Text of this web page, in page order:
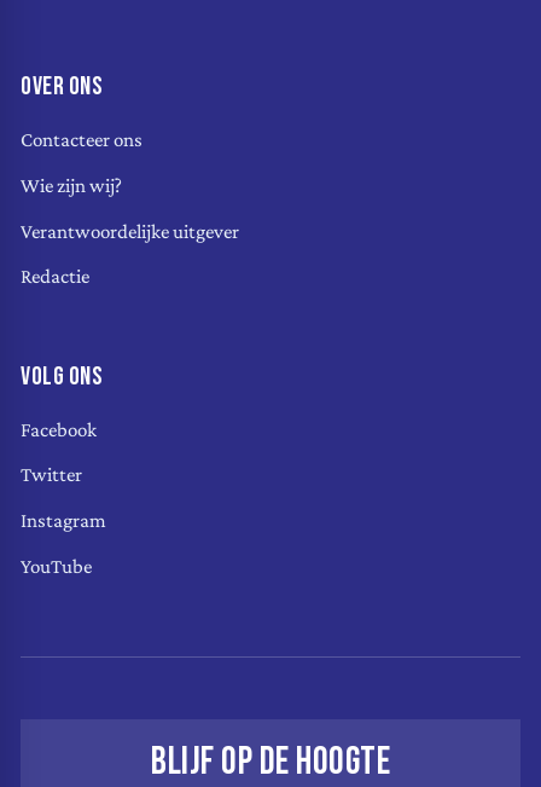
OVER ONS
Contacteer ons
Wie zijn wij?
Verantwoordelijke uitgever
Redactie
VOLG ONS
Facebook
Twitter
Instagram
YouTube
BLIJF OP DE HOOGTE